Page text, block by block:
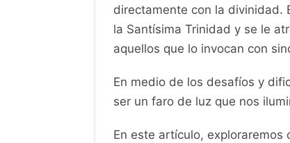
directamente con la divinidad.
la Santísima Trinidad y se le
aquellos que lo invocan con
En medio de los desafíos y
ser un faro de luz que nos
En este artículo,